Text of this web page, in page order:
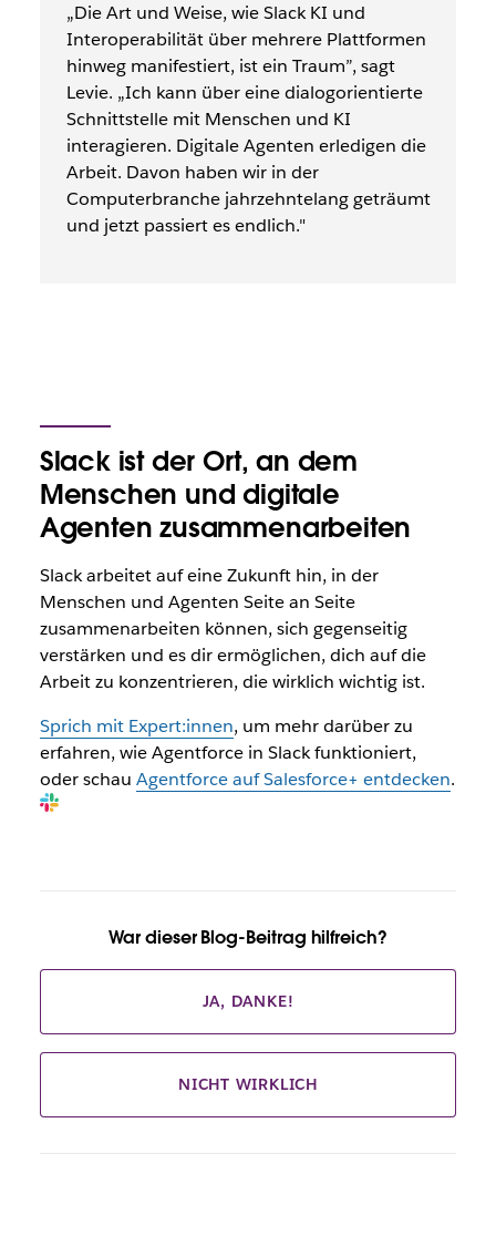
„Die Art und Weise, wie Slack KI und
Interoperabilität über mehrere Plattformen
hinweg manifestiert, ist ein Traum”, sagt
Levie. „Ich kann über eine dialogorientierte
Schnittstelle mit Menschen und KI
interagieren. Digitale Agenten erledigen die
Arbeit. Davon haben wir in der
Computerbranche jahrzehntelang geträumt
und jetzt passiert es endlich."
Slack ist der Ort, an dem
Menschen und digitale
Agenten zusammenarbeiten
Slack arbeitet auf eine Zukunft hin, in der
Menschen und Agenten Seite an Seite
zusammenarbeiten können, sich gegenseitig
verstärken und es dir ermöglichen, dich auf die
Arbeit zu konzentrieren, die wirklich wichtig ist.
Sprich mit Expert:innen, um mehr darüber zu
erfahren, wie Agentforce in Slack funktioniert,
oder schau Agentforce auf Salesforce+ entdecken.
War dieser Blog-Beitrag hilfreich?
JA, DANKE!
NICHT WIRKLICH